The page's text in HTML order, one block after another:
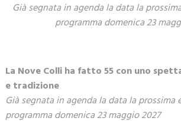
Già segnata in agenda la data la
programma domenica 23
La Nove Colli ha fatto 55 con uno
e tradizione
Già segnata in agenda la data la prossima
programma domenica 23 maggio 2027